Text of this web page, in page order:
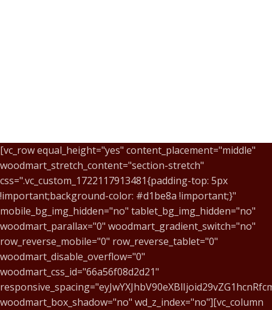
[vc_row equal_height="yes" content_placement="middle"
woodmart_stretch_content="section-stretch"
css=".vc_custom_1722117913481{padding-top: 5px
!important;background-color: #d1be8a !important;}"
mobile_bg_img_hidden="no" tablet_bg_img_hidden="no"
woodmart_parallax="0" woodmart_gradient_switch="no"
row_reverse_mobile="0" row_reverse_tablet="0"
woodmart_disable_overflow="0"
woodmart_css_id="66a56f08d2d21"
woodmart_box_shadow="no" wd_z_index="no"][vc_column